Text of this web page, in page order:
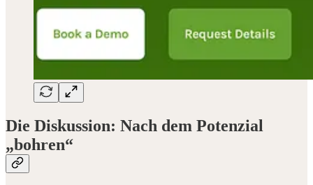
Die Diskussion: Nach dem Potenzial
„bohren“